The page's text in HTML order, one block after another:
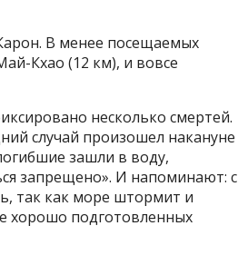
В менее посещаемых
Кхао (12 км), и вовсе
несколько смертей.
случай произошел накануне
зашли в воду,
запрещено». И напоминают: с
так как море штормит и
хорошо подготовленных